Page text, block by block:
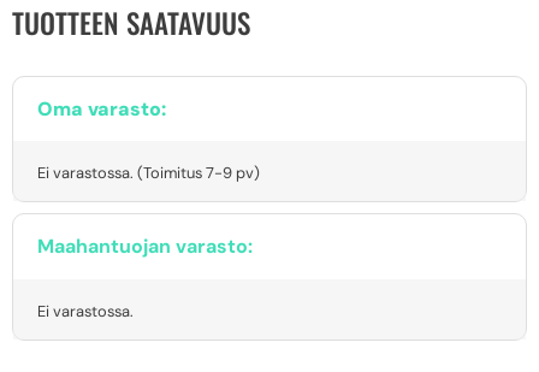
TUOTTEEN SAATAVUUS
Oma varasto:
Ei varastossa. (Toimitus 7-9 pv)
Maahantuojan varasto:
Ei varastossa.